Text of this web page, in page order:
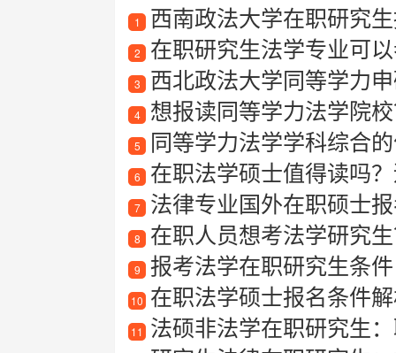
1 西南政法大学在职研究
2 在职研究生法学专业可
3 西北政法大学同等学力
4 想报读同等学力法学院
5 同等学力法学学科综合
6 在职法学硕士值得读吗
7 法律专业国外在职硕士
8 在职人员想考法学研究
9 报考法学在职研究生条件
10 在职法学硕士报名条件
11 法硕非法学在职研究生